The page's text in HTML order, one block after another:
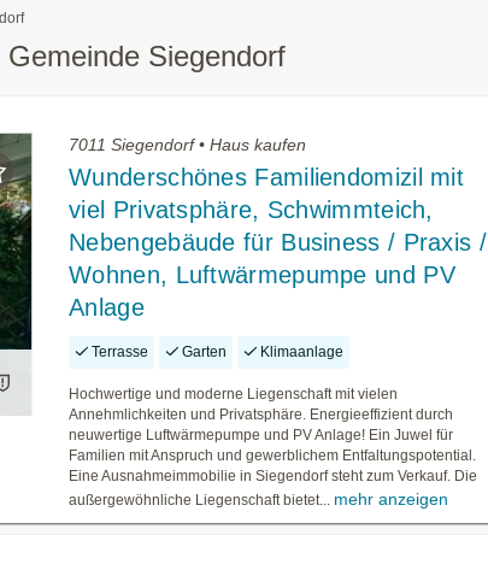
Siegendorf
7011 Siegendorf • Haus kaufen
Wunderschönes Familiendomizil mit
viel Privatsphäre, Schwimmteich,
Nebengebäude für Business / Praxis /
Wohnen, Luftwärmepumpe und PV
Anlage
Terrasse Garten Klimaanlage
Hochwertige und moderne Liegenschaft mit vielen
Annehmlichkeiten und Privatsphäre. Energieeffizient durch
neuwertige Luftwärmepumpe und PV Anlage! Ein Juwel für
Familien mit Anspruch und gewerblichem Entfaltungspotential.
Eine Ausnahmeimmobilie in Siegendorf steht zum Verkauf. Die
außergewöhnliche Liegenschaft bietet... mehr anzeigen